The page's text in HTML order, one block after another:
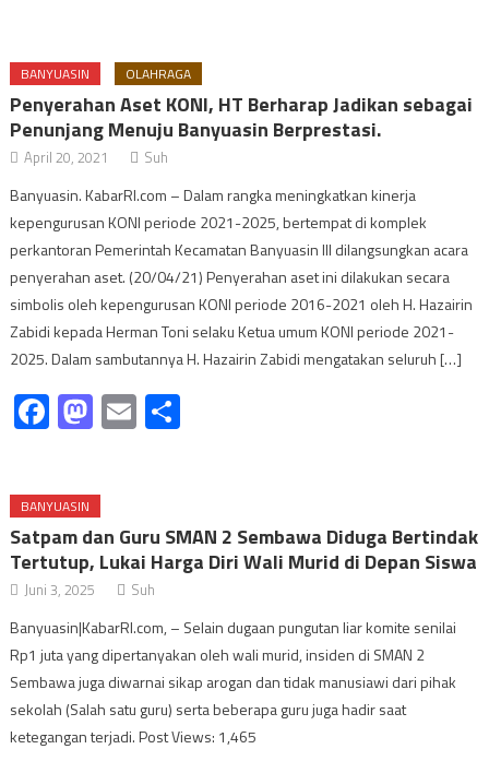
BANYUASIN OLAHRAGA
Penyerahan Aset KONI, HT Berharap Jadikan sebagai
Penunjang Menuju Banyuasin Berprestasi.
April 20, 2021 Suh
Banyuasin. KabarRI.com – Dalam rangka meningkatkan kinerja
kepengurusan KONI periode 2021-2025, bertempat di komplek
perkantoran Pemerintah Kecamatan Banyuasin III dilangsungkan acara
penyerahan aset. (20/04/21) Penyerahan aset ini dilakukan secara
simbolis oleh kepengurusan KONI periode 2016-2021 oleh H. Hazairin
Zabidi kepada Herman Toni selaku Ketua umum KONI periode 2021-
2025. Dalam sambutannya H. Hazairin Zabidi mengatakan seluruh […]
Facebook
Mastodon
Email
BANYUASIN
Satpam dan Guru SMAN 2 Sembawa Diduga Bertindak
Tertutup, Lukai Harga Diri Wali Murid di Depan Siswa
Juni 3, 2025 Suh
Banyuasin|KabarRI.com, – Selain dugaan pungutan liar komite senilai
Rp1 juta yang dipertanyakan oleh wali murid, insiden di SMAN 2
Sembawa juga diwarnai sikap arogan dan tidak manusiawi dari pihak
sekolah (Salah satu guru) serta beberapa guru juga hadir saat
ketegangan terjadi. Post Views: 1,465